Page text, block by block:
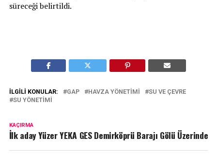
süreceği belirtildi.
İLGILI KONULAR: GAP HAVZA YÖNETIMI
SU VE ÇEVRE
SU YÖNETIMI
KAÇIRMA
İlk aday Yüzer YEKA GES Demirköprü Barajı Gölü Üzerinde